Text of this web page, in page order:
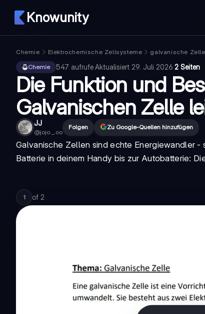
Knowunity
Chemie Elektrochemische Zellsysteme
galvanische Zelle
Chemie
547 aufrufe·Aktualisiert 29. Juli 2026·2 Seiten
Die Funktion und
Galvanischen Zelle
JJ
@jojo._.oo
Folgen Zu Google-Quellen hinzufügen
Galvanische Zellen sind echte Energiewandler
Batterie in deinem Handy bis zur Autobatterie:
1 of 2